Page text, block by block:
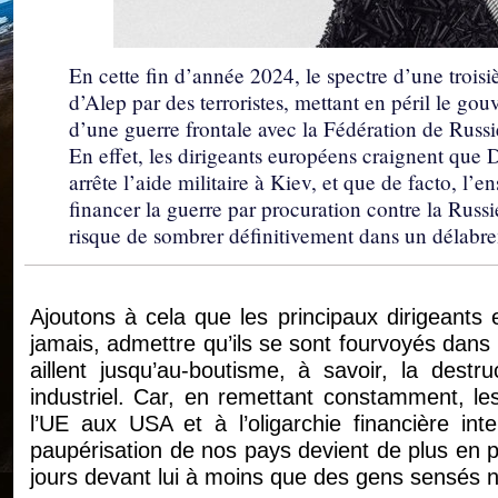
En cette fin d’année 2024, le spectre d’une
d’Alep par des terroristes, mettant en péril le
d’une guerre frontale avec la Fédération de
En effet, les dirigeants européens craignent
arrête l’aide militaire à Kiev, et que de facto,
financer la guerre par procuration contre la
risque de sombrer définitivement dans un
Ajoutons à cela que les principaux
jamais, admettre qu’ils se sont fourvoyés
aillent jusqu’au-boutisme, à savoir, la
industriel. Car, en remettant constamment,
l’UE aux USA et à l’oligarchie financière
paupérisation de nos pays devient de plus en
jours devant lui à moins que des gens sensés